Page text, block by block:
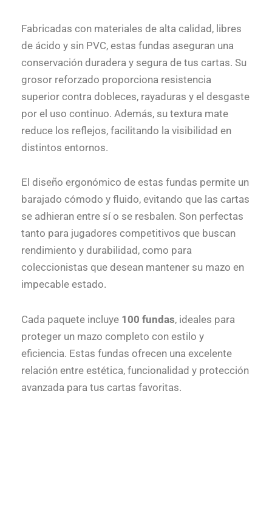
Fabricadas con materiales de alta calidad, libres
de ácido y sin PVC, estas fundas aseguran una
conservación duradera y segura de tus cartas. Su
grosor reforzado proporciona resistencia
superior contra dobleces, rayaduras y el desgaste
por el uso continuo. Además, su textura mate
reduce los reflejos, facilitando la visibilidad en
distintos entornos.
El diseño ergonómico de estas fundas permite un
barajado cómodo y fluido, evitando que las cartas
se adhieran entre sí o se resbalen. Son perfectas
tanto para jugadores competitivos que buscan
rendimiento y durabilidad, como para
coleccionistas que desean mantener su mazo en
impecable estado.
Cada paquete incluye 100 fundas, ideales para
proteger un mazo completo con estilo y
eficiencia. Estas fundas ofrecen una excelente
relación entre estética, funcionalidad y protección
avanzada para tus cartas favoritas.